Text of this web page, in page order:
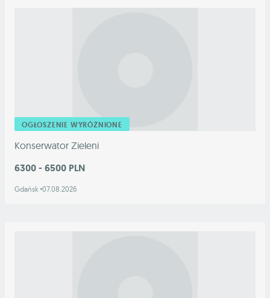
OGŁOSZENIE WYRÓŻNIONE
Konserwator Zieleni
6300 - 6500 PLN
Gdańsk 07.08.2026